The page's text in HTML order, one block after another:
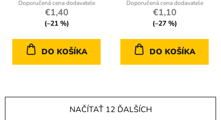
€1,40
(–21 %)
DO KOŠÍKA
€1,10
(–27 %)
DO KOŠÍKA
NAČÍTAŤ 12 ĎALŠÍCH